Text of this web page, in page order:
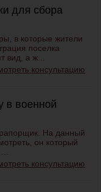
для сбора
в которые жители
поселка
вид, а ж...
консультацию
в военной
На данный
он который
консультацию